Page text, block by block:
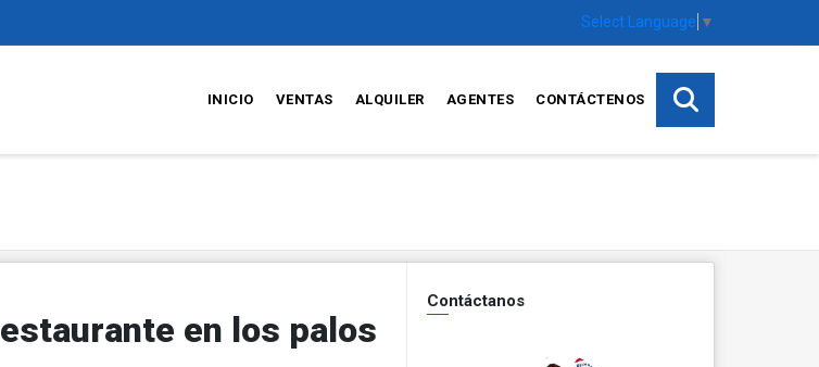
Select Language ▼
INICIO VENTAS ALQUILER AGENTES CONTÁCTENOS
en los palos
Contáctanos